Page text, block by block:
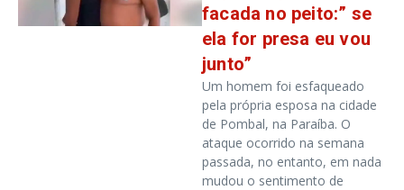
facada no peito:” se
ela for presa eu vou
junto”
Um homem foi esfaqueado
pela própria esposa na cidade
de Pombal, na Paraíba. O
ataque ocorrido na semana
passada, no entanto, em nada
mudou o sentimento de